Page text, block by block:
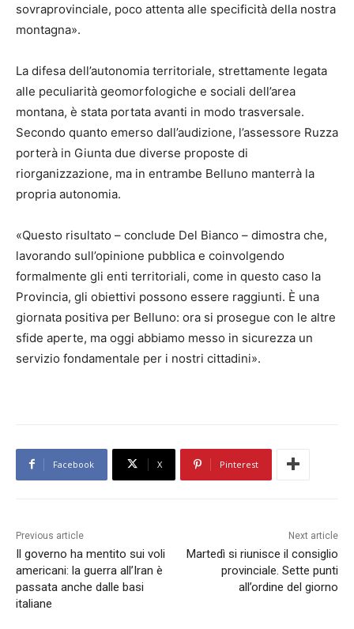
sovraprovinciale, poco attenta alle specificità della nostra
montagna».
La difesa dell’autonomia territoriale, strettamente legata
alle peculiarità geomorfologiche e sociali dell’area
montana, è stata portata avanti in modo trasversale.
Secondo quanto emerso dall’audizione, l’assessore Ruzza
porterà in Giunta due diverse proposte di
riorganizzazione, ma in entrambe Belluno manterrà la
propria autonomia.
«Questo risultato – conclude Del Bianco – dimostra che,
lavorando sull’opinione pubblica e coinvolgendo
formalmente gli enti territoriali, come in questo caso la
Provincia, gli obiettivi possono essere raggiunti. È una
giornata positiva per Belluno: ora si prosegue con le altre
sfide aperte, ma oggi abbiamo messo in sicurezza un
servizio fondamentale per i nostri cittadini».
Facebook X Pinterest
Previous article
Il governo ha mentito sui voli
americani: la guerra all’Iran è
passata anche dalle basi
italiane
Next article
Martedì si riunisce il consiglio
provinciale. Sette punti
all’ordine del giorno